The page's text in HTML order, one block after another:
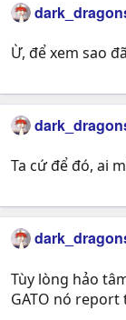
Ừ, để xem sao
Ta cứ để đó, ai
Tùy lòng hảo
GATO nó report